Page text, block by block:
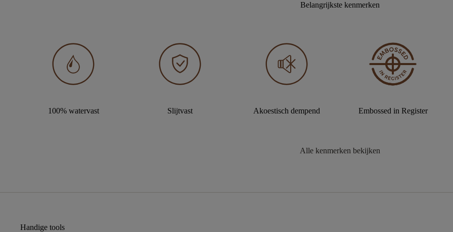
Belangrijkste kenmerken
100% watervast Slijtvast Akoestisch dempend Embossed in Register
Alle kenmerken bekijken
Handige tools